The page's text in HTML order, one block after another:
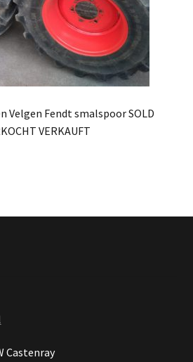
Velgen Fendt smalspoor SOLD
VERKAUFT
Castenray